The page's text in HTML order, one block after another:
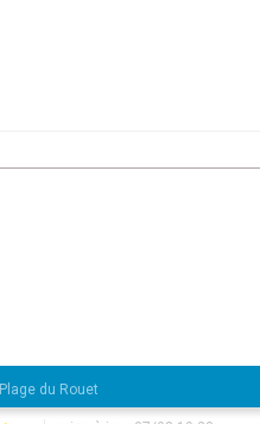
Plage du Rouet